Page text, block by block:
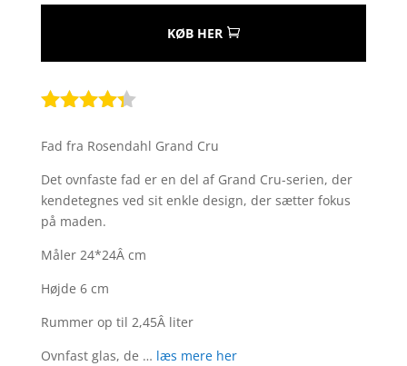
KØB HER
som4.2
baseret
på
kundebedø
mmelser
Fad fra Rosendahl Grand Cru
Det ovnfaste fad er en del af Grand Cru-serien, der
kendetegnes ved sit enkle design, der sætter fokus
på maden.
Måler 24*24Â cm
Højde 6 cm
Rummer op til 2,45Â liter
Ovnfast glas, de … læs mere her